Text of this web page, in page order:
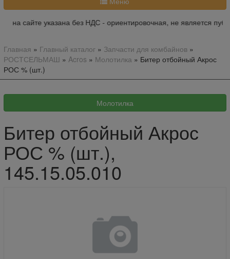
на сайте указана без НДС - ориентировочная, не является
Главная » Главный каталог» Запчасти для комбайнов»
РОСТСЕЛЬМАШ » Acros » Молотилка » Битер отбойный Акрос
РОС % (шт.)
Битер отбойный Акрос
РОС % (шт.),
145.15.05.010